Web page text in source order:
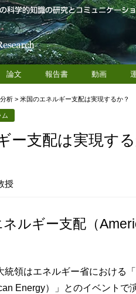
論文 報告書 動画
析 > 米国のエネルギー支配は実現するか？
ム
ー支配は実現する
授
ルギー支配（
統領はエネルギー省における
Energy）」とのイベント